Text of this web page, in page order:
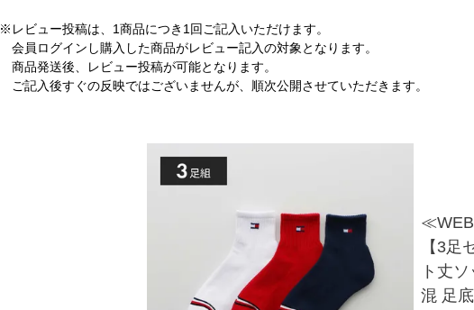
※レビュー投稿は、1商品につき1回ご記入いただけます。
会員ログインし購入した商品がレビュー記入の対象となります。
商品発送後、レビュー投稿が可能となります。
ご記入後すぐの反映ではございませんが、順次公開させていただきます。
【3足
ト丈
混 足